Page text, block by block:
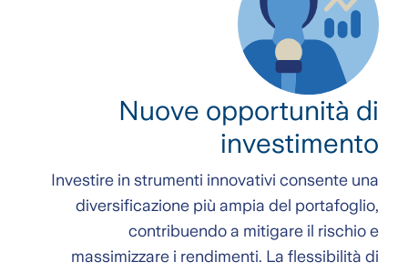
Nuove opportunità di
investimento
Investire in strumenti innovativi consente una
diversificazione più ampia del portafoglio,
contribuendo a mitigare il rischio e
massimizzare i rendimenti. La flessibilità di